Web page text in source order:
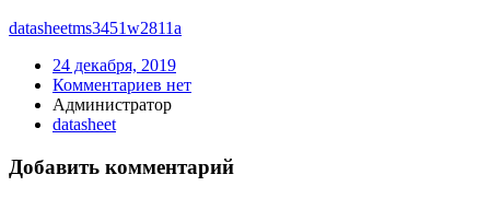
datasheetms3451w2811a
24 декабря, 2019
Комментариев нет
Администратор
datasheet
Добавить комментарий